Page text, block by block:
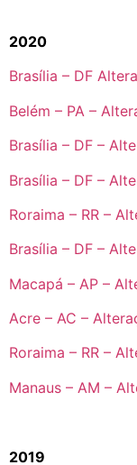
2020
Brasília – DF
Belém – PA –
Brasília – DF –
Brasília – DF –
Roraima – RR –
Brasília – DF –
Macapá – AP –
Acre – AC –
Roraima – RR –
Manaus – AM –
2019